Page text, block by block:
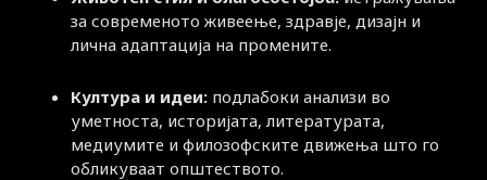
за современото живеење, здравје, дизајн и
лична адаптација на промените.
Култура и идеи: подлабоки анализи во
уметноста, историјата, литературата,
медиумите и филозофските движења што го
обликуваат општеството.